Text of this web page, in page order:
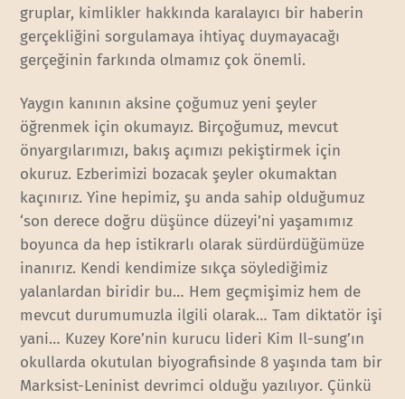
gruplar, kimlikler hakkında karalayıcı bir haberin
gerçekliğini sorgulamaya ihtiyaç duymayacağı
gerçeğinin farkında olmamız çok önemli.
Yaygın kanının aksine çoğumuz yeni şeyler
öğrenmek için okumayız. Birçoğumuz, mevcut
önyargılarımızı, bakış açımızı pekiştirmek için
okuruz. Ezberimizi bozacak şeyler okumaktan
kaçınırız. Yine hepimiz, şu anda sahip olduğumuz
‘son derece doğru düşünce düzeyi’ni yaşamımız
boyunca da hep istikrarlı olarak sürdürdüğümüze
inanırız. Kendi kendimize sıkça söylediğimiz
yalanlardan biridir bu… Hem geçmişimiz hem de
mevcut durumumuzla ilgili olarak… Tam diktatör işi
yani… Kuzey Kore’nin kurucu lideri Kim Il-sung’ın
okullarda okutulan biyografisinde 8 yaşında tam bir
Marksist-Leninist devrimci olduğu yazılıyor. Çünkü